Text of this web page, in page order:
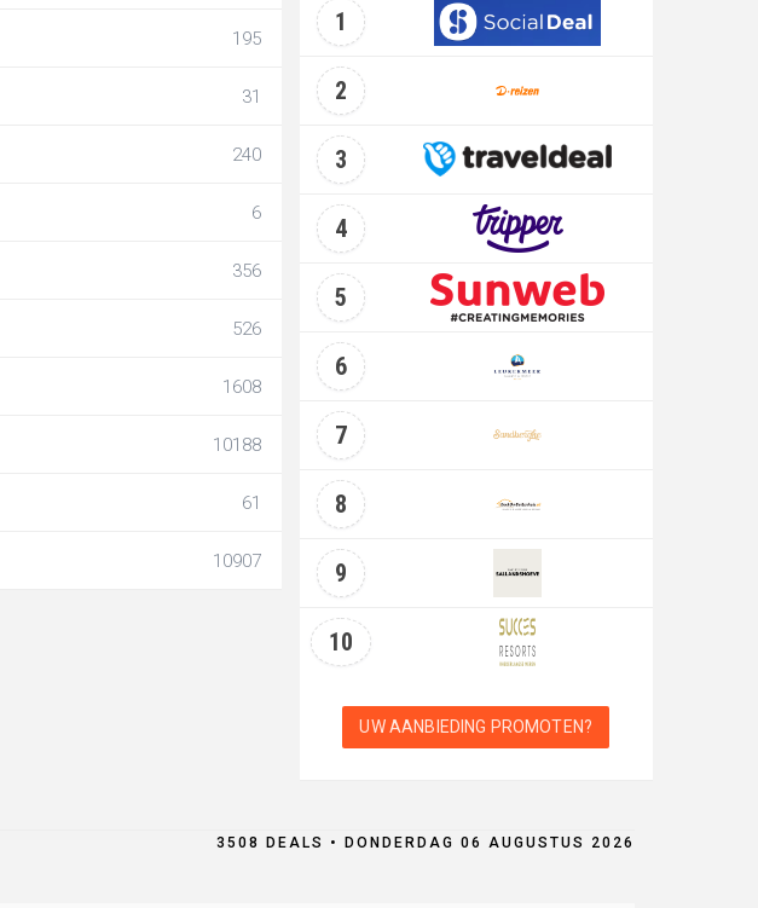
195
31
240
6
356
526
1608
10188
61
10907
1
2
3
4
5
6
7
8
9
10
UW AANBIEDING PROMOTEN?
3508 DEALS • DONDERDAG 06 AUGUSTUS 2026